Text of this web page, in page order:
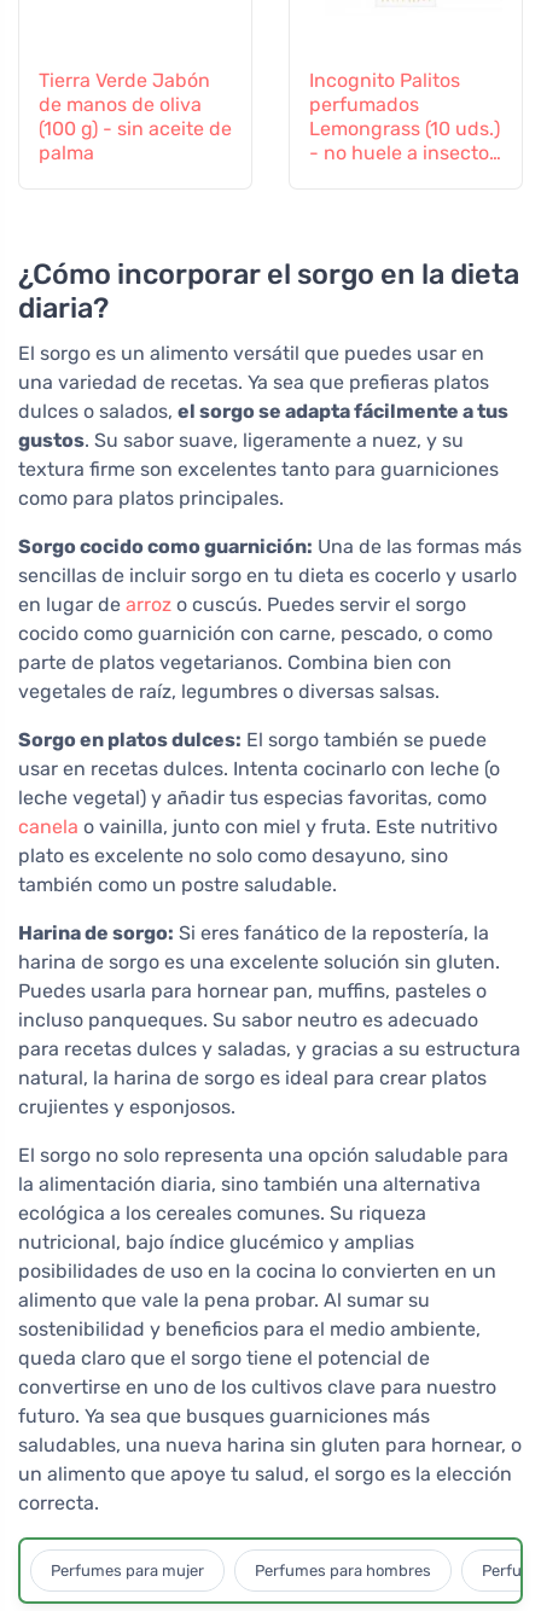
Tierra Verde Jabón
de manos de oliva
(100 g) - sin aceite de
palma
Incognito Palitos
perfumados
Lemongrass (10 uds.)
- no huele a insectos
¿Cómo incorporar el sorgo en la dieta
diaria?
El sorgo es un alimento versátil que puedes usar en
una variedad de recetas. Ya sea que prefieras platos
dulces o salados, el sorgo se adapta fácilmente a tus
gustos. Su sabor suave, ligeramente a nuez, y su
textura firme son excelentes tanto para guarniciones
como para platos principales.
Sorgo cocido como guarnición: Una de las formas más
sencillas de incluir sorgo en tu dieta es cocerlo y usarlo
en lugar de arroz o cuscús. Puedes servir el sorgo
cocido como guarnición con carne, pescado, o como
parte de platos vegetarianos. Combina bien con
vegetales de raíz, legumbres o diversas salsas.
Sorgo en platos dulces: El sorgo también se puede
usar en recetas dulces. Intenta cocinarlo con leche (o
leche vegetal) y añadir tus especias favoritas, como
canela o vainilla, junto con miel y fruta. Este nutritivo
plato es excelente no solo como desayuno, sino
también como un postre saludable.
Harina de sorgo: Si eres fanático de la repostería, la
harina de sorgo es una excelente solución sin gluten.
Puedes usarla para hornear pan, muffins, pasteles o
incluso panqueques. Su sabor neutro es adecuado
para recetas dulces y saladas, y gracias a su estructura
natural, la harina de sorgo es ideal para crear platos
crujientes y esponjosos.
El sorgo no solo representa una opción saludable para
la alimentación diaria, sino también una alternativa
ecológica a los cereales comunes. Su riqueza
nutricional, bajo índice glucémico y amplias
posibilidades de uso en la cocina lo convierten en un
alimento que vale la pena probar. Al sumar su
sostenibilidad y beneficios para el medio ambiente,
queda claro que el sorgo tiene el potencial de
convertirse en uno de los cultivos clave para nuestro
futuro. Ya sea que busques guarniciones más
saludables, una nueva harina sin gluten para hornear, o
un alimento que apoye tu salud, el sorgo es la elección
correcta.
Perfumes para mujer Perfumes para hombres